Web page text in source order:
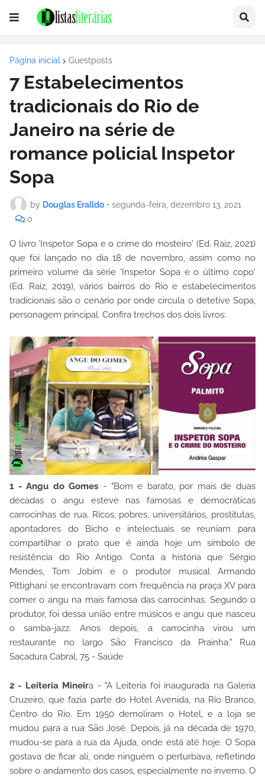
Página inicial Guestposts
7 Estabelecimentos
tradicionais do Rio de
Janeiro na série de
romance policial Inspetor
Sopa
by Douglas Eralldo • segunda-feira, dezembro 13, 2021
0
O livro 'Inspetor Sopa e o crime do mosteiro' (Ed. Raiz, 2021)
que foi lançado no dia 18 de novembro, assim como no
primeiro volume da série 'Inspetor Sopa e o último copo'
(Ed. Raiz, 2019), vários bairros do Rio e estabelecimentos
tradicionais são o cenário por onde circula o detetive Sopa,
personagem principal. Confira trechos dos dois livros:
1 - Angu do Gomes - "Bom e barato, por mais de duas
décadas o angu esteve nas famosas e democráticas
carrocinhas de rua. Ricos, pobres, universitários, prostitutas,
apontadores do Bicho e intelectuais se reuniam para
compartilhar o prato que é ainda hoje um símbolo de
resistência do Rio Antigo. Conta a história que Sérgio
Mendes, Tom Jobim e o produtor musical Armando
Pittighani se encontravam com frequência na praça XV para
comer o angu na mais famosa das carrocinhas. Segundo o
produtor, foi dessa união entre músicos e angu que nasceu
o samba-jazz. Anos depois, a carrocinha virou um
restaurante no largo São Francisco da Prainha." Rua
Sacadura Cabral, 75 - Saúde
2 - Leiteria Mineira - "A Leiteria foi inaugurada na Galeria
Cruzeiro, que fazia parte do Hotel Avenida, na Rio Branco,
Centro do Rio. Em 1950 demoliram o Hotel, e a loja se
mudou para a rua São José. Depois, já na década de 1970,
mudou-se para a rua da Ajuda, onde está até hoje. O Sopa
gostava de ficar ali, onde ninguém o perturbava, refletindo
sobre o andamento dos casos, especialmente no inverno. O